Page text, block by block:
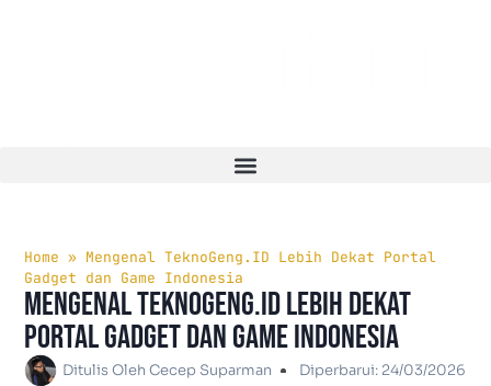
Home » Mengenal TeknoGeng.ID Lebih Dekat Portal
Gadget dan Game Indonesia
Mengenal TeknoGeng.ID Lebih Dekat
Portal Gadget dan Game Indonesia
Ditulis Oleh Cecep Suparman Diperbarui: 24/03/2026